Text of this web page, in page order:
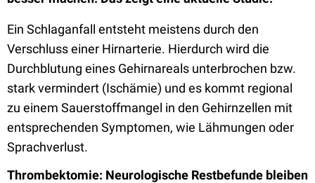
Ein Schlaganfall entsteht meistens durch den
Verschluss einer Hirnarterie. Hierdurch wird die
Durchblutung eines Gehirnareals unterbrochen bzw.
stark vermindert (Ischämie) und es kommt regional
zu einem Sauerstoffmangel in den Gehirnzellen mit
entsprechenden Symptomen, wie Lähmungen oder
Sprachverlust.
Thrombektomie: Neurologische Restbefunde bleiben